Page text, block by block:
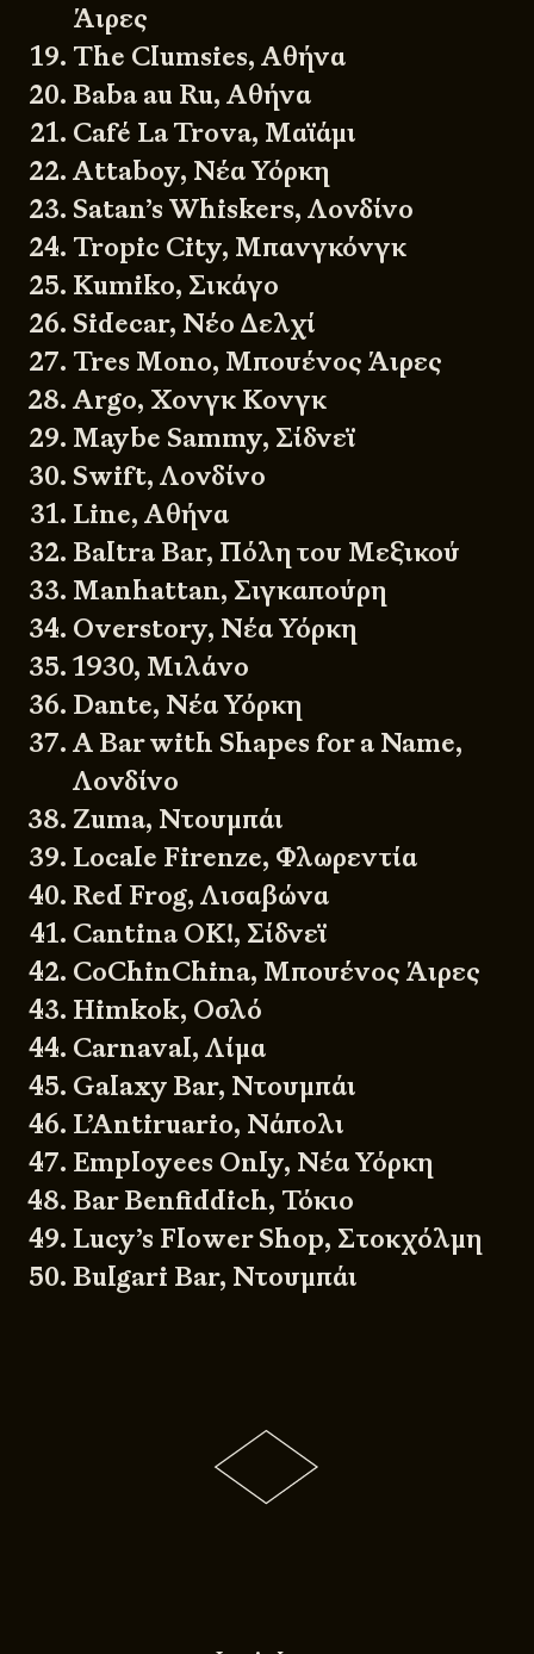
Άιρες
The Clumsies, Αθήνα
Baba au Ru, Αθήνα
Café La Trova, Μαϊάμι
Attaboy, Νέα Υόρκη
Satan’s Whiskers, Λονδίνο
Tropic City, Μπανγκόνγκ
Kumiko, Σικάγο
Sidecar, Νέο Δελχί
Tres Mono, Μπουένος Άιρες
Argo, Χονγκ Κονγκ
Maybe Sammy, Σίδνεϊ
Swift, Λονδίνο
Line, Αθήνα
Baltra Bar, Πόλη του Μεξικού
Manhattan, Σιγκαπούρη
Overstory, Νέα Υόρκη
1930, Μιλάνο
Dante, Νέα Υόρκη
A Bar with Shapes for a Name,
Λονδίνο
Zuma, Ντουμπάι
Locale Firenze, Φλωρεντία
Red Frog, Λισαβώνα
Cantina OK!, Σίδνεϊ
CoChinChina, Μπουένος Άιρες
Himkok, Οσλό
Carnaval, Λίμα
Galaxy Bar, Ντουμπάι
L’Antiruario, Νάπολι
Employees Only, Νέα Υόρκη
Bar Benfiddich, Τόκιο
Lucy’s Flower Shop, Στοκχόλμη
Bulgari Bar, Ντουμπάι